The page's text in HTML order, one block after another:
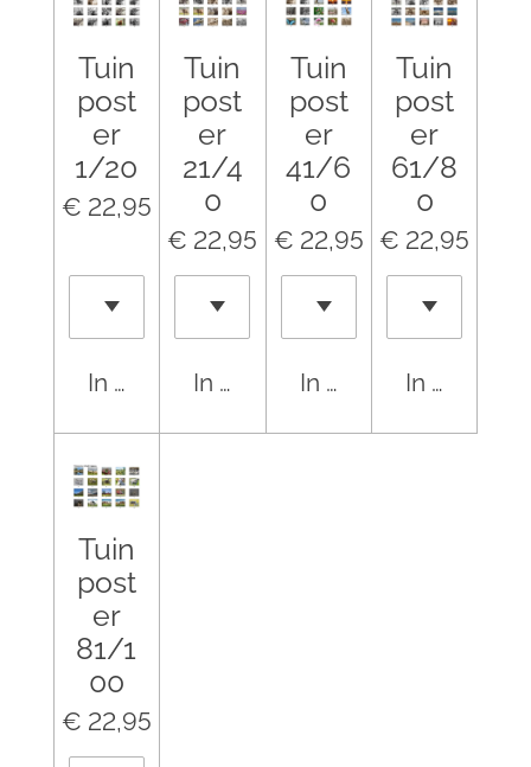
Tuin
post
er
1/20
€ 22,95
In winkelwagen
Tuin
post
er
21/4
0
€ 22,95
In winkelwagen
Tuin
post
er
41/6
0
€ 22,95
In winkelwagen
Tuin
post
er
61/8
0
€ 22,95
In
Tuin
post
er
81/1
00
€ 22,95